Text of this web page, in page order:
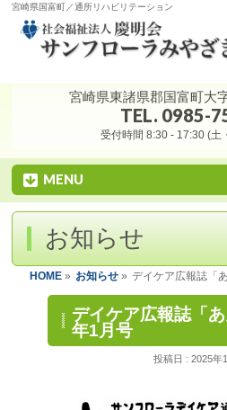
宮崎県国富町／通所リハビリテーション
宮崎県東諸県郡国富町大
TEL. 0985-
受付時間 8:30 - 17:30 (土
MENU
お知らせ
HOME » お知らせ » デイケア広報誌「
デイケア広報誌「
年1月号
投稿日 : 2025年